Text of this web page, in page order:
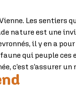
Les
nature est une
il y en a
qui peuple
c’est s’assurer